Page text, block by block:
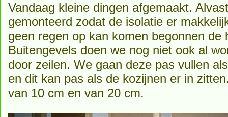
Vandaag kleine dingen afgemaakt.
gemonteerd zodat de isolatie er
geen regen op kan komen begonnen de
Buitengevels doen we nog niet ook al
door zeilen. We gaan deze pas vullen
en dit kan pas als de kozijnen er in
van 10 cm en van 20 cm.